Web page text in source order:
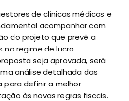
de clínicas médicas e
acompanhar com
do projeto que prevê a
no regime de lucro
seja aprovada, será
análise detalhada das
para definir a melhor
às novas regras fiscais.